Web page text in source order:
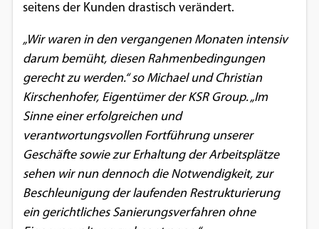
seitens der Kunden drastisch verändert.
„Wir waren in den vergangenen Monaten intensiv
darum bemüht, diesen Rahmenbedingungen
gerecht zu werden.“ so Michael und Christian
Kirschenhofer, Eigentümer der KSR Group. „Im
Sinne einer erfolgreichen und
verantwortungsvollen Fortführung unserer
Geschäfte sowie zur Erhaltung der Arbeitsplätze
sehen wir nun dennoch die Notwendigkeit, zur
Beschleunigung der laufenden Restrukturierung
ein gerichtliches Sanierungsverfahren ohne
cookie_consent
Zweck:
Dieser Cookie speichert die ausgewählten
Einverständnis-Optionen des Benutzers
Cookie Laufzeit:
1 Jahr
EXTERNE MEDIEN
Um Inhalte von Videoplattformen und
Social Media Plattformen anzeigen zu